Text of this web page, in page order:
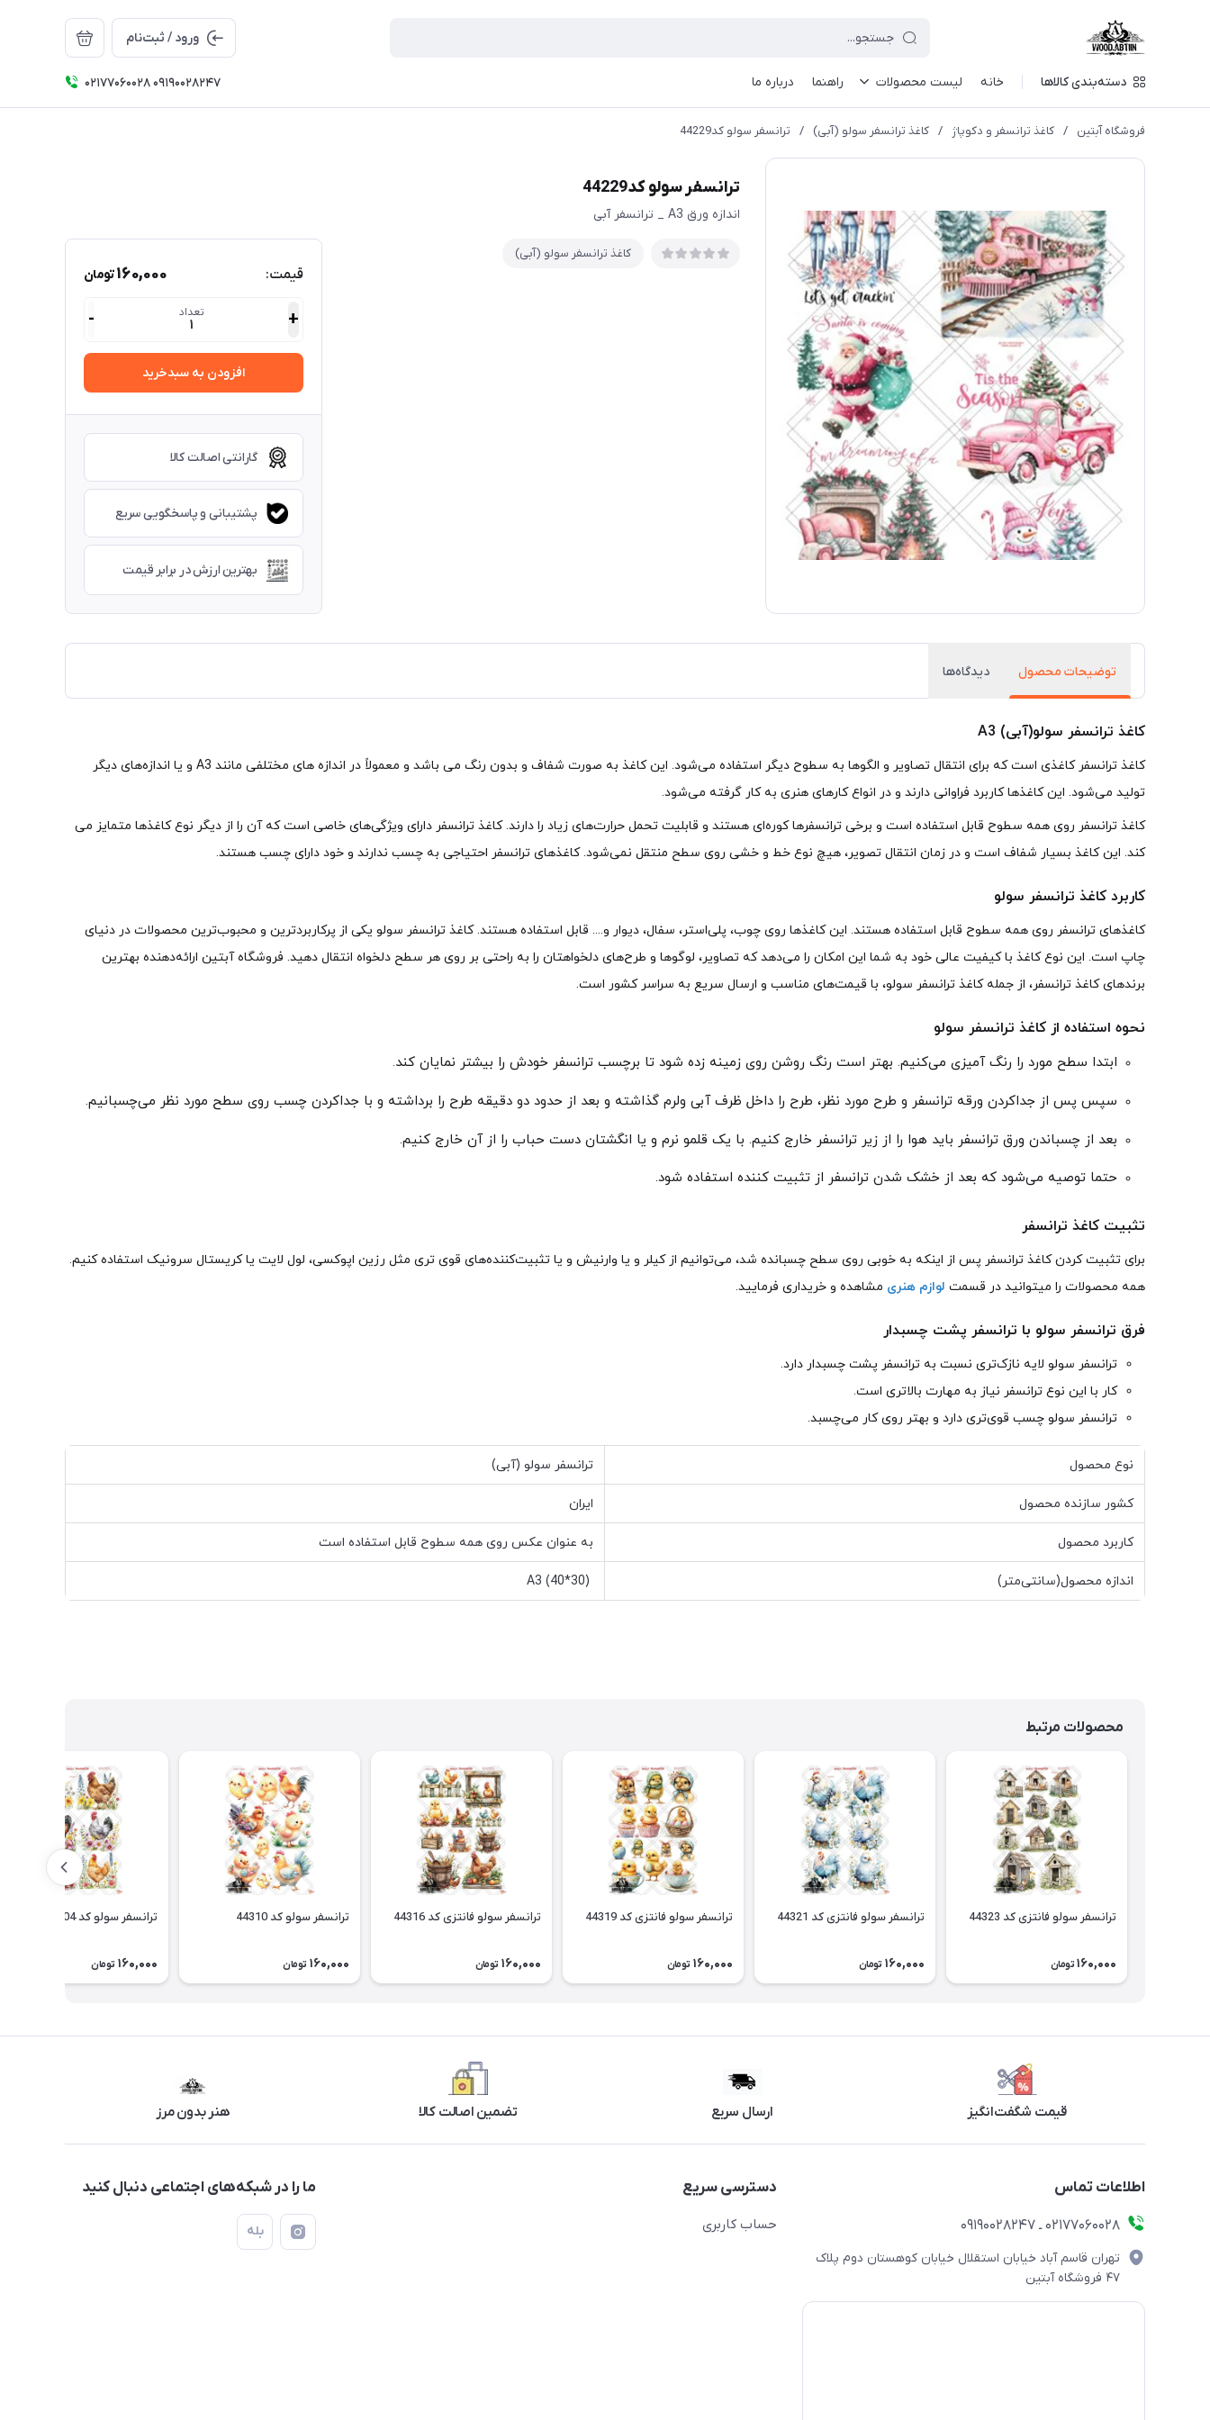
ورود / ثبت‌نام
دسته‌بندی کالاها خانه لیست محصولات راهنما درباره ما ۰۲۱۷۷۰۶۰۰۲۸ ۰۹۱۹۰۰۲۸۲۴۷
فروشگاه آبتین / كاغذ ترانسفر و دكوپاژ / کاغذ ترانسفر سولو (آبی) / ترانسفر سولو کد44229
ترانسفر سولو کد44229
اندازه ورق A3 _ ترانسفر آبی
کاغذ ترانسفر سولو (آبی)
قیمت: 160,000تومان
+ تعداد
1
-
افزودن به سبدخرید
گارانتی اصالت کالا
پشتیبانی و پاسخگویی سریع
بهترین ارزش در برابر قیمت
توضیحات محصول دیدگاه‌ها
کاغذ ترانسفر سولو(آبی) A3
کاغذ ترانسفر کاغذی است که برای انتقال تصاویر و الگوها به سطوح دیگر استفاده می‌شود. این کاغذ به صورت شفاف و بدون رنگ می باشد و معمولاً در اندازه های مختلفی مانند A3 و یا اندازه‌های دیگر
تولید می‌شود. این کاغذها کاربرد فراوانی دارند و در انواع کارهای هنری به کار گرفته می‌شود.
کاغذ ترانسفر روی همه سطوح قابل استفاده است و برخی ترانسفرها کوره‌ای هستند و قابلیت تحمل حرارت‌های زیاد را دارند. کاغذ ترانسفر دارای ویژگی‌های خاصی است که آن را از دیگر نوع کاغذها متمایز می
کند. این کاغذ بسیار شفاف است و در زمان انتقال تصویر، هیچ نوع خط و خشی روی سطح منتقل نمی‌شود. کاغذهای ترانسفر احتیاجی به چسب ندارند و خود دارای چسب هستند.
کاربرد کاغذ ترانسفر سولو
کاغذهای ترانسفر روی همه سطوح قابل استفاده هستند. این کاغذها روی چوب، پلی‌استر، سفال، دیوار و.... قابل استفاده هستند. کاغذ ترانسفر سولو یکی از پرکاربردترین و محبوب‌ترین محصولات در دنیای
چاپ است. این نوع کاغذ با کیفیت عالی خود به شما این امکان را می‌دهد که تصاویر، لوگوها و طرح‌های دلخواهتان را به راحتی بر روی هر سطح دلخواه انتقال دهید. فروشگاه آبتین ارائه‌دهنده بهترین
برندهای کاغذ ترانسفر، از جمله کاغذ ترانسفر سولو، با قیمت‌های مناسب و ارسال سریع به سراسر کشور است.
نحوه استفاده از کاغذ ترانسفر سولو
ابتدا سطح مورد را رنگ آمیزی می‌کنیم. بهتر است رنگ روشن روی زمینه زده شود تا برچسب ترانسفر خودش را بیشتر نمایان کند.
سپس پس از جداکردن ورقه ترانسفر و طرح مورد نظر، طرح‌ را داخل ظرف آبی ولرم گذاشته و بعد از حدود دو دقیقه طرح را برداشته و با جداکردن چسب روی سطح مورد نظر می‌چسبانیم.
بعد از چسباندن ورق ترانسفر باید هوا را از زیر ترانسفر خارج کنیم. با یک قلمو نرم و یا انگشتان دست حباب را از آن خارج کنیم.
حتما توصیه می‌شود که بعد از خشک شدن ترانسفر از تثبیت کننده استفاده شود.
تثبیت کاغذ ترانسفر
برای تثبیت کردن کاغذ ترانسفر پس از اینکه به خوبی روی سطح چسبانده شد، می‌توانیم از کیلر و یا وارنیش و یا تثبیت‌کننده‌های قوی تری مثل رزین اپوکسی، لول لایت یا کریستال سرونیک استفاده کنیم.
همه محصولات را میتوانید در قسمت لوازم هنری مشاهده و خریداری فرمایید.
فرق ترانسفر سولو با ترانسفر پشت چسبدار
ترانسفر سولو لایه نازک‌تری نسبت به ترانسفر پشت چسبدار دارد.
کار با این نوع ترانسفر نیاز به مهارت بالاتری است.
ترانسفر سولو چسب قوی‌تری دارد و بهتر روی کار می‌چسبد.
نوع محصول ترانسفر سولو (آبی)
کشور سازنده محصول ایران
کاربرد محصول به عنوان عکس روی همه سطوح قابل استفاده است
اندازه محصول(سانتی‌متر)
محصولات مرتبط
ترانسفر سولو فانتزی کد 44323
160,000 تومان
ترانسفر سولو فانتزی کد 44321
160,000 تومان
ترانسفر سولو فانتزی کد 44319
160,000 تومان
ترانسفر سولو فانتزی کد 44316
160,000 تومان
ترانسفر سولو کد 44310
160,000 تومان
ترانسفر سولو کد 44304
160,000 تومان
قیمت شگفت‌انگیز ارسال سریع تضمین اصالت کالا هنر بدون مرز
اطلاعات تماس
۰۲۱۷۷۰۶۰۰۲۸ ـ ۰۹۱۹۰۰۲۸۲۴۷
تهران قاسم آباد خیابان استقلال خیابان کوهستان دوم پلاک
۴۷ فروشگاه آبتین
دسترسی سریع
حساب کاربری
ما را در شبکه‌های اجتماعی دنبال کنید
بله